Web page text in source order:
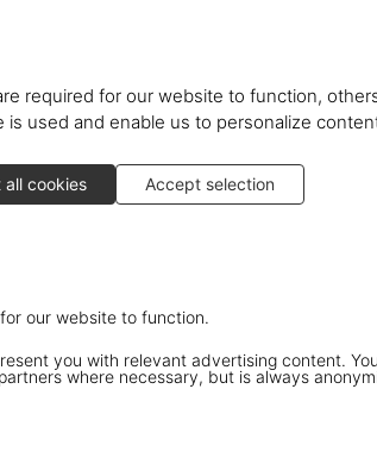
required for our website to function,
used and enable us to personalize
all cookies Accept selection
our website to function.
you with relevant advertising content.
where necessary, but is always